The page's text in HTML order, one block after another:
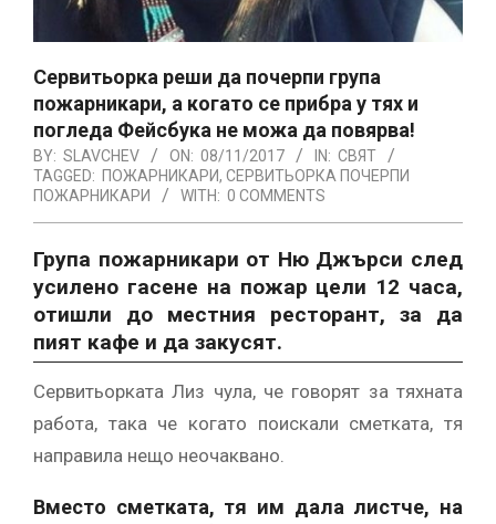
Сервитьорка реши да почерпи група
пожарникари, а когато се прибра у тях и
погледа Фейсбука не можа да повярва!
BY: SLAVCHEV ON: 08/11/2017 IN: СВЯТ
TAGGED: ПОЖАРНИКАРИ, СЕРВИТЬОРКА ПОЧЕРПИ
ПОЖАРНИКАРИ
WITH: 0 COMMENTS
Група пожарникари от Ню Джърси след
усилено гасене на пожар цели 12 часа,
отишли ​​до местния ресторант, за да
пият кафе и да закусят.
Сервитьорката Лиз чула, че говорят за тяхната
работа, така че когато поискали сметката, тя
направила нещо неочаквано.
Вместо сметката, тя им дала листче, на